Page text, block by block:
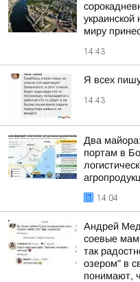
миру
14:43
Я всех
14:43
Два
портам в
14:04
Андрей
соевые
так
озером" в
понимают,